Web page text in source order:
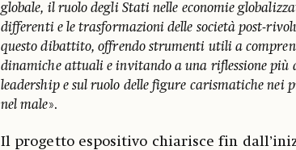
globale, il ruolo degli Stati nelle economie
differenti e le trasformazioni delle società post-
questo dibattito, offrendo strumenti utili a
dinamiche attuali e invitando a una riflessione più
leadership e sul ruolo delle figure carismatiche nei
nel male».
Il progetto espositivo chiarisce fin